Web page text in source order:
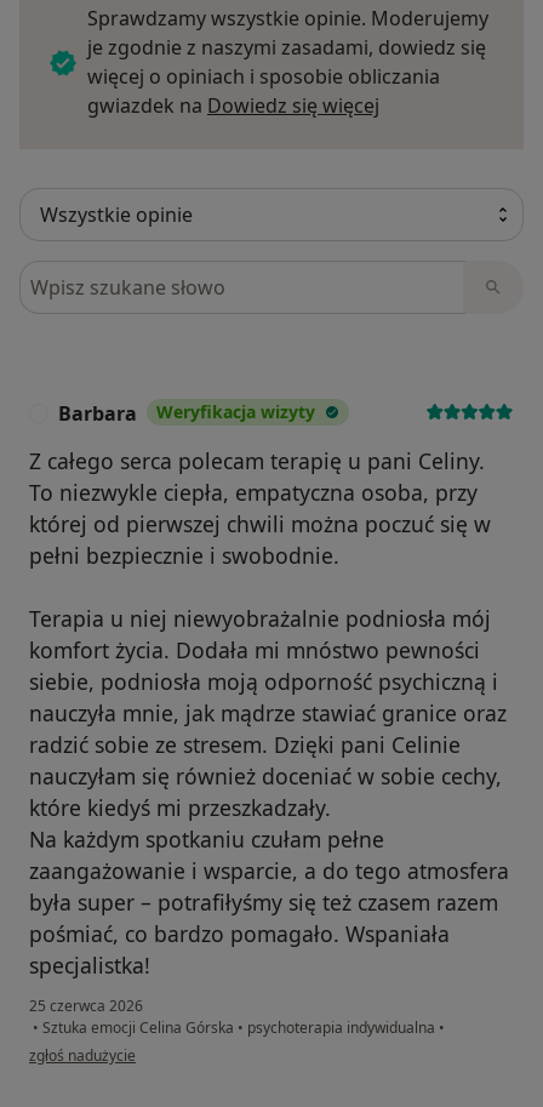
Sprawdzamy wszystkie opinie. Moderujemy
je zgodnie z naszymi zasadami, dowiedz się
więcej o opiniach i sposobie obliczania
gwiazdek na Dowiedz się więcej
Szukaj w opiniach
Barbara Weryfikacja wizyty
Z całego serca polecam terapię u pani Celiny.
To niezwykle ciepła, empatyczna osoba, przy
której od pierwszej chwili można poczuć się w
pełni bezpiecznie i swobodnie.
Terapia u niej niewyobrażalnie podniosła mój
komfort życia. Dodała mi mnóstwo pewności
siebie, podniosła moją odporność psychiczną i
nauczyła mnie, jak mądrze stawiać granice oraz
radzić sobie ze stresem. Dzięki pani Celinie
nauczyłam się również doceniać w sobie cechy,
które kiedyś mi przeszkadzały.
Na każdym spotkaniu czułam pełne
zaangażowanie i wsparcie, a do tego atmosfera
była super – potrafiłyśmy się też czasem razem
pośmiać, co bardzo pomagało. Wspaniała
specjalistka!
25 czerwca 2026
• Sztuka emocji Celina Górska • psychoterapia indywidualna •
w opinii użytkownika Barbara
zgłoś nadużycie